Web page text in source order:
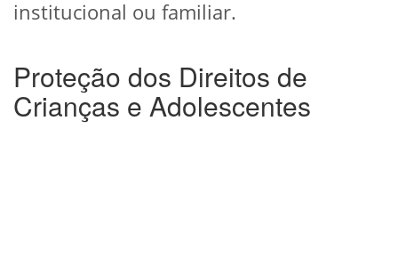
institucional ou familiar.
Proteção dos Direitos de
Crianças e Adolescentes